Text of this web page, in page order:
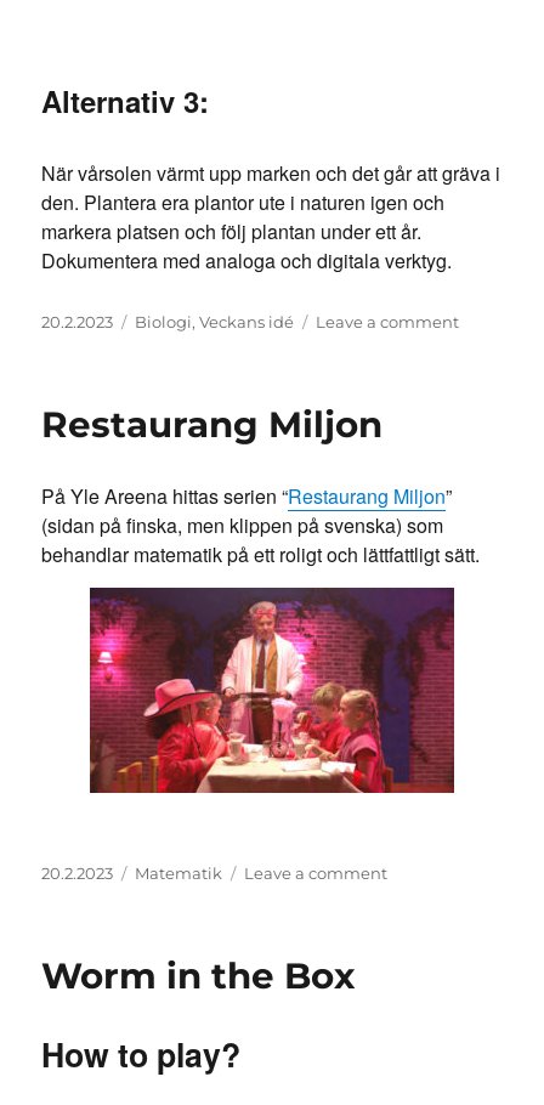
Alternativ 3:
När vårsolen värmt upp marken och det går att gräva i
den. Plantera era plantor ute i naturen igen och
markera platsen och följ plantan under ett år.
Dokumentera med analoga och digitala verktyg.
Posted
20.2.2023 Categories
Biologi,Veckans idé Leave a commenton
Restaurang Miljon
På Yle Areena hittas serien “Restaurang Miljon”
(sidan på finska, men klippen på svenska) som
behandlar matematik på ett roligt och lättfattligt sätt.
Posted
20.2.2023 Categories
Matematik Leave a commenton
Worm in the Box
How to play?